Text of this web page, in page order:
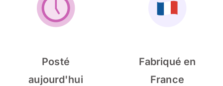
Posté
aujourd'hui
Fabriqué en
France